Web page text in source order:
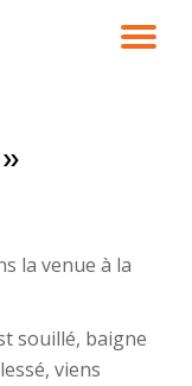
la venue à la
souillé, baigne
viens